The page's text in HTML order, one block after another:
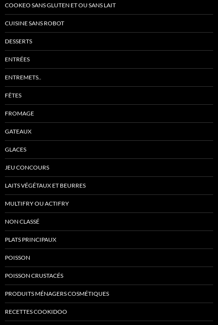
COOKEO SANS GLUTEN ET OU SANS LAIT
CUISINE SANS ROBOT
DESSERTS
ENTRÉES
ENTREMETS..
FÊTES
FROMAGE
GATEAUX
GLACES
JEU CONCOURS
LAITS VÉGÉTAUX ET BEURRES
MULTIFRY OU ACTIFRY
NON CLASSÉ
PLATS PRINCIPAUX
POISSON
POISSON CRUSTACÉS
PRODUITS MÉNAGERS COSMÉTIQUES
RECETTES COOKIDOO